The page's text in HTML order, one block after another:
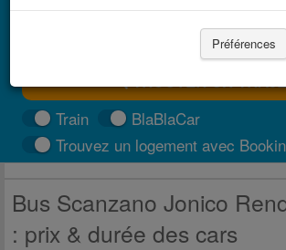
Préférences
TROUVER UN
Train
BlaBlaCar
Trouvez un logement avec
Bus Scanzano Jonico
: prix & durée des cars